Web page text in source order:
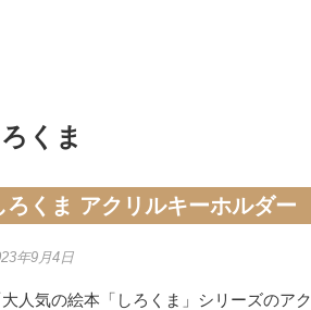
くま
ろくま アクリルキーホルダー
年9月4日
人気の絵本「しろくま」シリーズのア